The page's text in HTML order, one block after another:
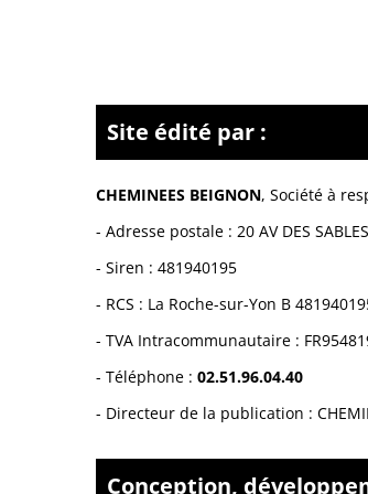
Site édité par :
CHEMINEES BEIGNON, Société à
- Adresse postale : 20 AV DES
- Siren : 481940195
- RCS : La Roche-sur-Yon B
- TVA Intracommunautaire :
- Téléphone : 02.51.96.04.40
- Directeur de la publication :
Conception,